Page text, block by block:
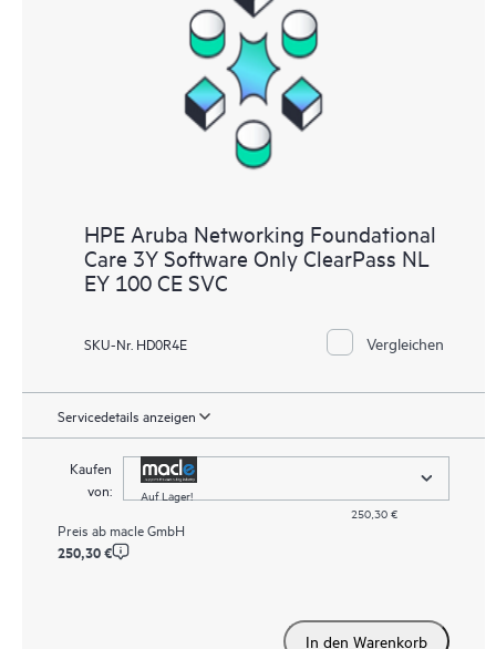
HPE Aruba Networking Foundational
Care 3Y Software Only ClearPass NL
EY 100 CE SVC
SKU-Nr. HD0R4E Vergleichen
Servicedetails anzeigen
Kaufen
von:
Auf Lager!
250,30 €
Preis ab macle GmbH
250,30 €
In den Warenkorb